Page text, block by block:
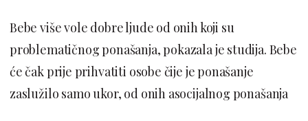
Bebe više vole dobre ljude od onih koji su
problematičnog ponašanja, pokazala je studija. Bebe
će čak prije prihvatiti osobe čije je ponašanje
zaslužilo samo ukor, od onih asocijalnog ponašanja